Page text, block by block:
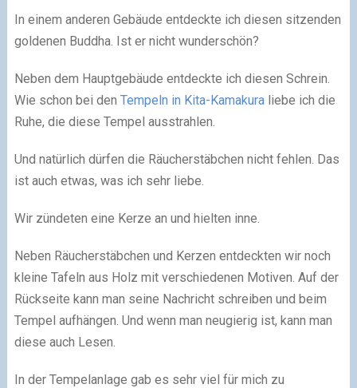
In einem anderen Gebäude entdeckte ich diesen sitzenden
goldenen Buddha. Ist er nicht wunderschön?
Neben dem Hauptgebäude entdeckte ich diesen Schrein.
Wie schon bei den Tempeln in Kita-Kamakuraliebe ich die
Ruhe, die diese Tempel ausstrahlen.
Und natürlich dürfen die Räucherstäbchen nicht fehlen. Das
ist auch etwas, was ich sehr liebe.
Wir zündeten eine Kerze an und hielten inne.
Neben Räucherstäbchen und Kerzen entdeckten wir noch
kleine Tafeln aus Holz mit verschiedenen Motiven. Auf der
Rückseite kann man seine Nachricht schreiben und beim
Tempel aufhängen. Und wenn man neugierig ist, kann man
diese auch Lesen.
In der Tempelanlage gab es sehr viel für mich zu